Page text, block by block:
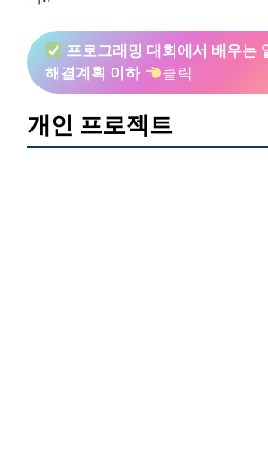
프로그래밍 대회에서 배우는
해결계획 이하
클릭
개인 프로젝트